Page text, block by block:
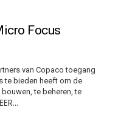
Focus
van Copaco toegang
te bieden heeft om de
te beheren, te